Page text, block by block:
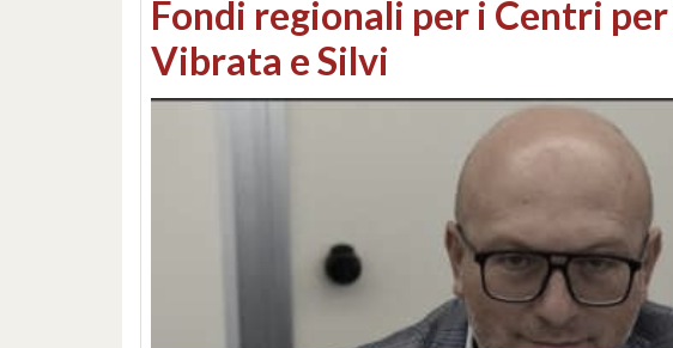
Montesilvano, sequestrato un
lungomare: contestati abusi
abusiva